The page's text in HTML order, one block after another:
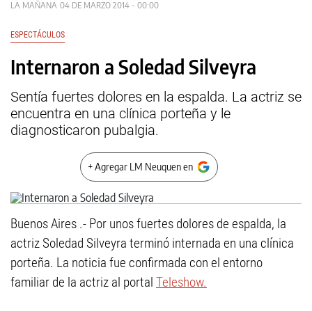
LA MAÑANA 04 DE MARZO 2014 - 00:00
ESPECTÁCULOS
Internaron a Soledad Silveyra
Sentía fuertes dolores en la espalda. La actriz se
encuentra en una clínica porteña y le
diagnosticaron pubalgia.
+ Agregar LM Neuquen en
Buenos Aires .- Por unos fuertes dolores de espalda, la
actriz Soledad Silveyra terminó internada en una clínica
porteña. La noticia fue confirmada con el entorno
familiar de la actriz al portal Teleshow.